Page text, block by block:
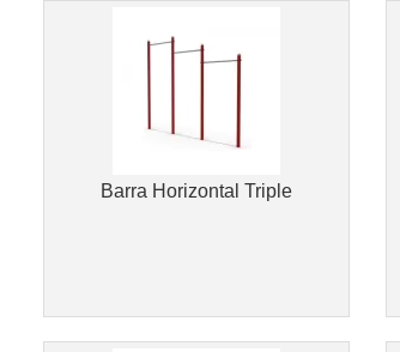
Barra Horizontal Triple